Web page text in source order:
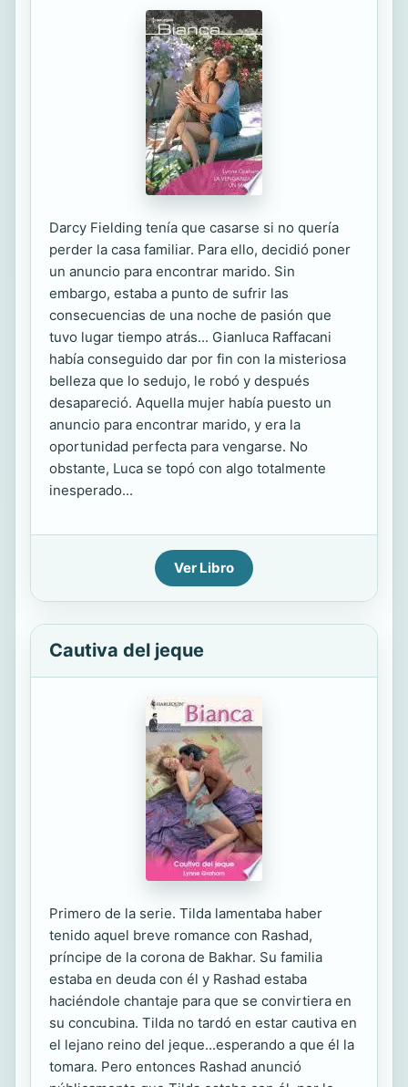
Darcy Fielding tenía que casarse si no quería
perder la casa familiar. Para ello, decidió poner
un anuncio para encontrar marido. Sin
embargo, estaba a punto de sufrir las
consecuencias de una noche de pasión que
tuvo lugar tiempo atrás... Gianluca Raffacani
había conseguido dar por fin con la misteriosa
belleza que lo sedujo, le robó y después
desapareció. Aquella mujer había puesto un
anuncio para encontrar marido, y era la
oportunidad perfecta para vengarse. No
obstante, Luca se topó con algo totalmente
inesperado...
Ver Libro
Cautiva del jeque
Primero de la serie. Tilda lamentaba haber
tenido aquel breve romance con Rashad,
príncipe de la corona de Bakhar. Su familia
estaba en deuda con él y Rashad estaba
haciéndole chantaje para que se convirtiera en
su concubina. Tilda no tardó en estar cautiva en
el lejano reino del jeque...esperando a que él la
tomara. Pero entonces Rashad anunció